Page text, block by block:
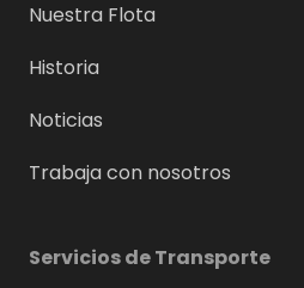
Nuestra Flota
Historia
Noticias
Trabaja con nosotros
Servicios de Transporte